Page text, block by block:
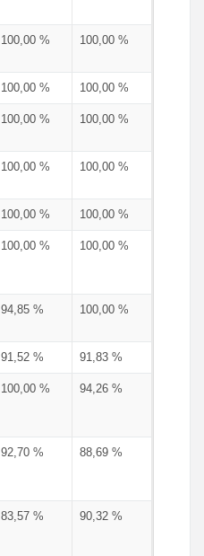
100,00 % 100,00 %
100,00 % 100,00 %
100,00 % 100,00 %
100,00 % 100,00 %
100,00 % 100,00 %
100,00 % 100,00 %
94,85 % 100,00 %
91,52 % 91,83 %
100,00 % 94,26 %
92,70 % 88,69 %
83,57 % 90,32 %